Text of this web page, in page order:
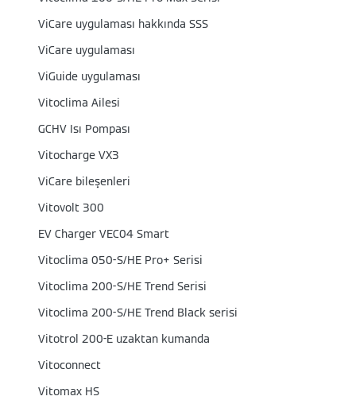
ViCare uygulaması hakkında SSS
ViCare uygulaması
ViGuide uygulaması
Vitoclima Ailesi
GCHV Isı Pompası
Vitocharge VX3
ViCare bileşenleri
Vitovolt 300
EV Charger VEC04 Smart
Vitoclima 050-S/HE Pro+ Serisi
Vitoclima 200-S/HE Trend Serisi
Vitoclima 200-S/HE Trend Black serisi
Vitotrol 200-E uzaktan kumanda
Vitoconnect
Vitomax HS